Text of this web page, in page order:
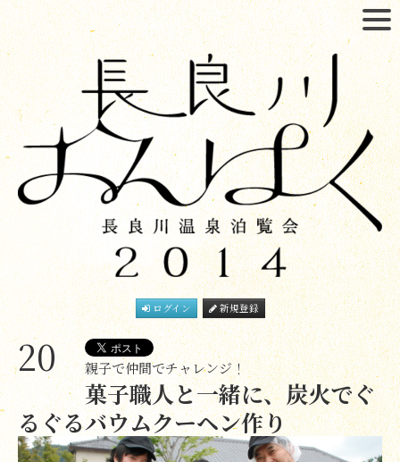
ログイン 新規登録
20 親子で仲間でチャレンジ！
菓子職人と一緒に、炭火でぐ
るぐるバウムクーヘン作り